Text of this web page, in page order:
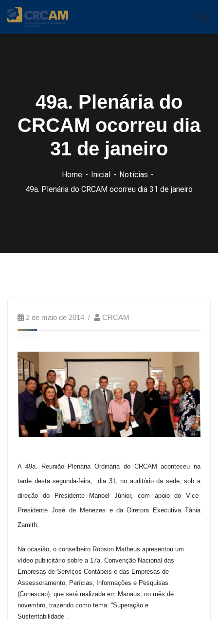
49a. Plenária do
CRCAM ocorreu dia
31 de janeiro
Home Inicial
Notícias
49a. Plenária do CRCAM ocorreu dia 31 de janeiro
2 de maio de 2014 CRCAM
A 49a. Reunião Plenária Ordinária do CRCAM aconteceu na
tarde desta segunda-feira, dia 31, no auditório da sede, sob a
direção do Presidente Manoel Júnior, com apoio do Vice-
Presidente José de Menezes e da Diretora Executiva Tânia
Zamith.
Na ocasião, o conselheiro Robson Matheus apresentou um
vídeo publicitário sobre a 17a. Convenção Nacional das
Empresas de Serviços Contábeis e das Empresas de
Assessoramento, Perícias, Informações e Pesquisas
(Conescap), que será realizada em Manaus, no mês de
novembro, trazendo como tema: “Superação e
Sustentabilidade”.